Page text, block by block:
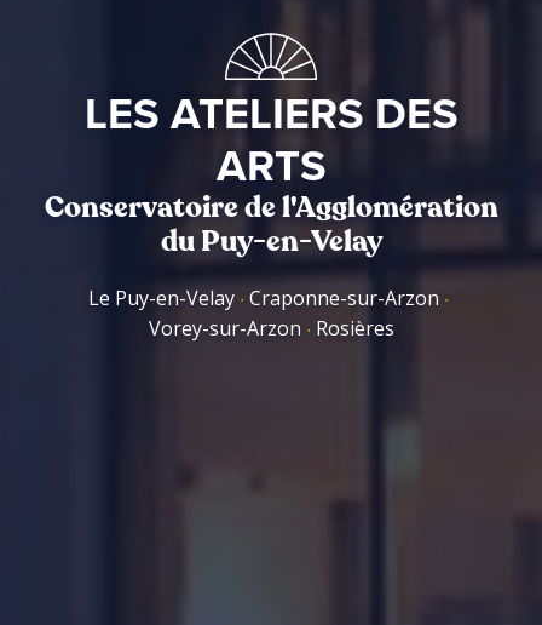
LES ATELIERS DES
ARTS
Conservatoire de l'Agglomération
du Puy-en-Velay
Le Puy-en-Velay Craponne-sur-Arzon
Vorey-sur-Arzon
Rosières